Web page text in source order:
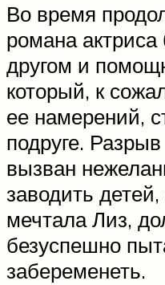
Во время
романа
другом и
который, к
ее намерений,
подруге.
вызван
заводить
мечтала Лиз,
безуспешно
забеременеть.